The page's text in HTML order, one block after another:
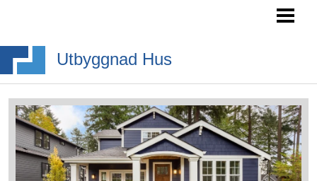
SÖKA BYGGLOV
BYGGA BURSPRÅK
BYGGA TAKKUPA
BYGGA ALTANTRAPPA
BLOGG
Utbyggnad Hus